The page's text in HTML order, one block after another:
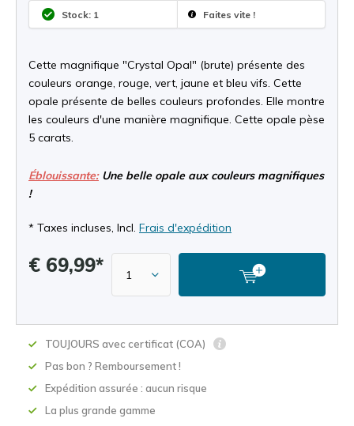
Stock: 1 Faites vite !
Cette magnifique "Crystal Opal" (brute) présente des
couleurs orange, rouge, vert, jaune et bleu vifs. Cette
opale présente de belles couleurs profondes. Elle montre
les couleurs d'une manière magnifique. Cette opale pèse
5 carats.
Éblouissante:Une belle opale aux couleurs magnifiques
!
* Taxes incluses, Incl. Frais d'expédition
€ 69,99*
TOUJOURS avec certificat (COA)
Pas bon ? Remboursement !
Expédition assurée : aucun risque
La plus grande gamme